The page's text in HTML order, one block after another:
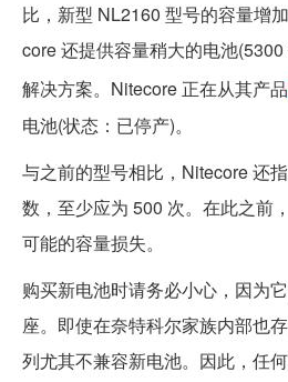
比，新型 NL2160 型号的容量增
core 还提供容量稍大的电池
解决方案。Nitecore 正在从其产品
电池(状态：已停产)。
与之前的型号相比，Nitecore 还
数，至少应为 500 次。在此之前
可能的容量损失。
购买新电池时请务必小心，因为
座。即使在奈特科尔家族内部也
列尤其不兼容新电池。因此，任